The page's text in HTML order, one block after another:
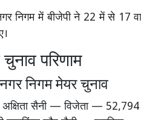
निगम में बीजेपी ने 22 में से 17
परिणाम
निगम मेयर चुनाव
अक्षिता सैनी — विजेता — 52,794